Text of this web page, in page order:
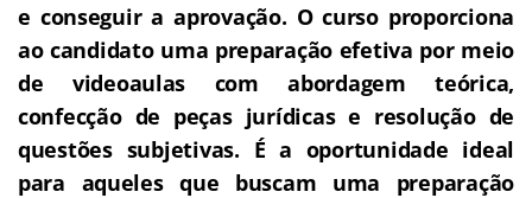
e conseguir a aprovação. O curso proporciona
ao candidato uma preparação efetiva por meio
de videoaulas com abordagem teórica,
confecção de peças jurídicas e resolução de
questões subjetivas. É a oportunidade ideal
para aqueles que buscam uma preparação